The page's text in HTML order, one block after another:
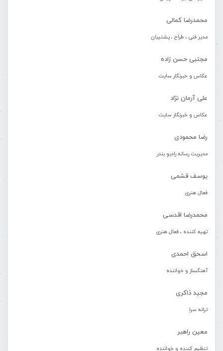
محمدرضا کمالی
مدیر فنی ، طراح ، پشتیبان
مجتبی حسن زاده
عکاس و خبرنگار سایت
علی آرمان نژاد
عکاس و خبرنگار سایت
رضا محمودی
مدیریت رسانه رادیو بندر
یوسف قشمی
فعال هنری
محمدرضا اقدسی
تهیه کننده ، فعال هنری
اسحق احمدی
آهنگساز و خواننده
مجید ذاکری
ترانه سرا
معین راهبر
تنظیم کننده و خواننده